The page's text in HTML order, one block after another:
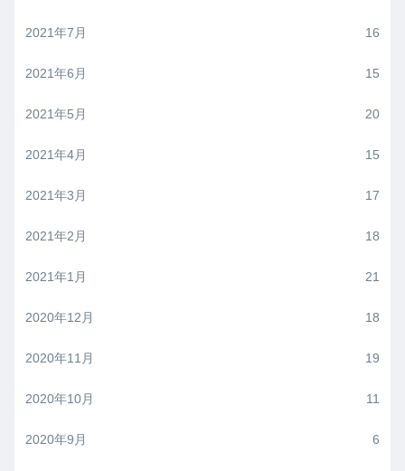
2021年7月 16
2021年6月 15
2021年5月 20
2021年4月 15
2021年3月 17
2021年2月 18
2021年1月 21
2020年12月 18
2020年11月 19
2020年10月 11
2020年9月 6